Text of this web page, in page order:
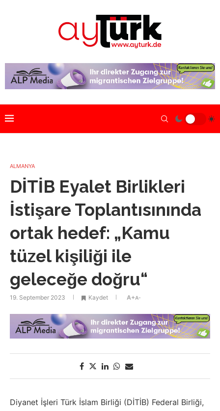
ALMANYA
DİTİB Eyalet Birlikleri
İstişare Toplantısınında
ortak hedef: „Kamu
tüzel kişiliği ile
geleceğe doğru“
19. September 2023 Kaydet A+A-
Diyanet İşleri Türk İslam Birliği (DİTİB) Federal Birliği,